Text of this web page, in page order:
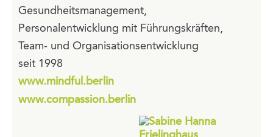
Gesundheitsmanagement,
Personalentwicklung mit Führungskräften,
Team- und Organisationsentwicklung
seit 1998
www.mindful.berlin
www.compassion.berlin